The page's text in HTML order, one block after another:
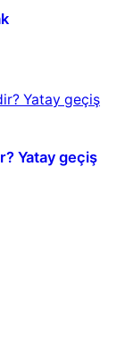
Yatay geçiş